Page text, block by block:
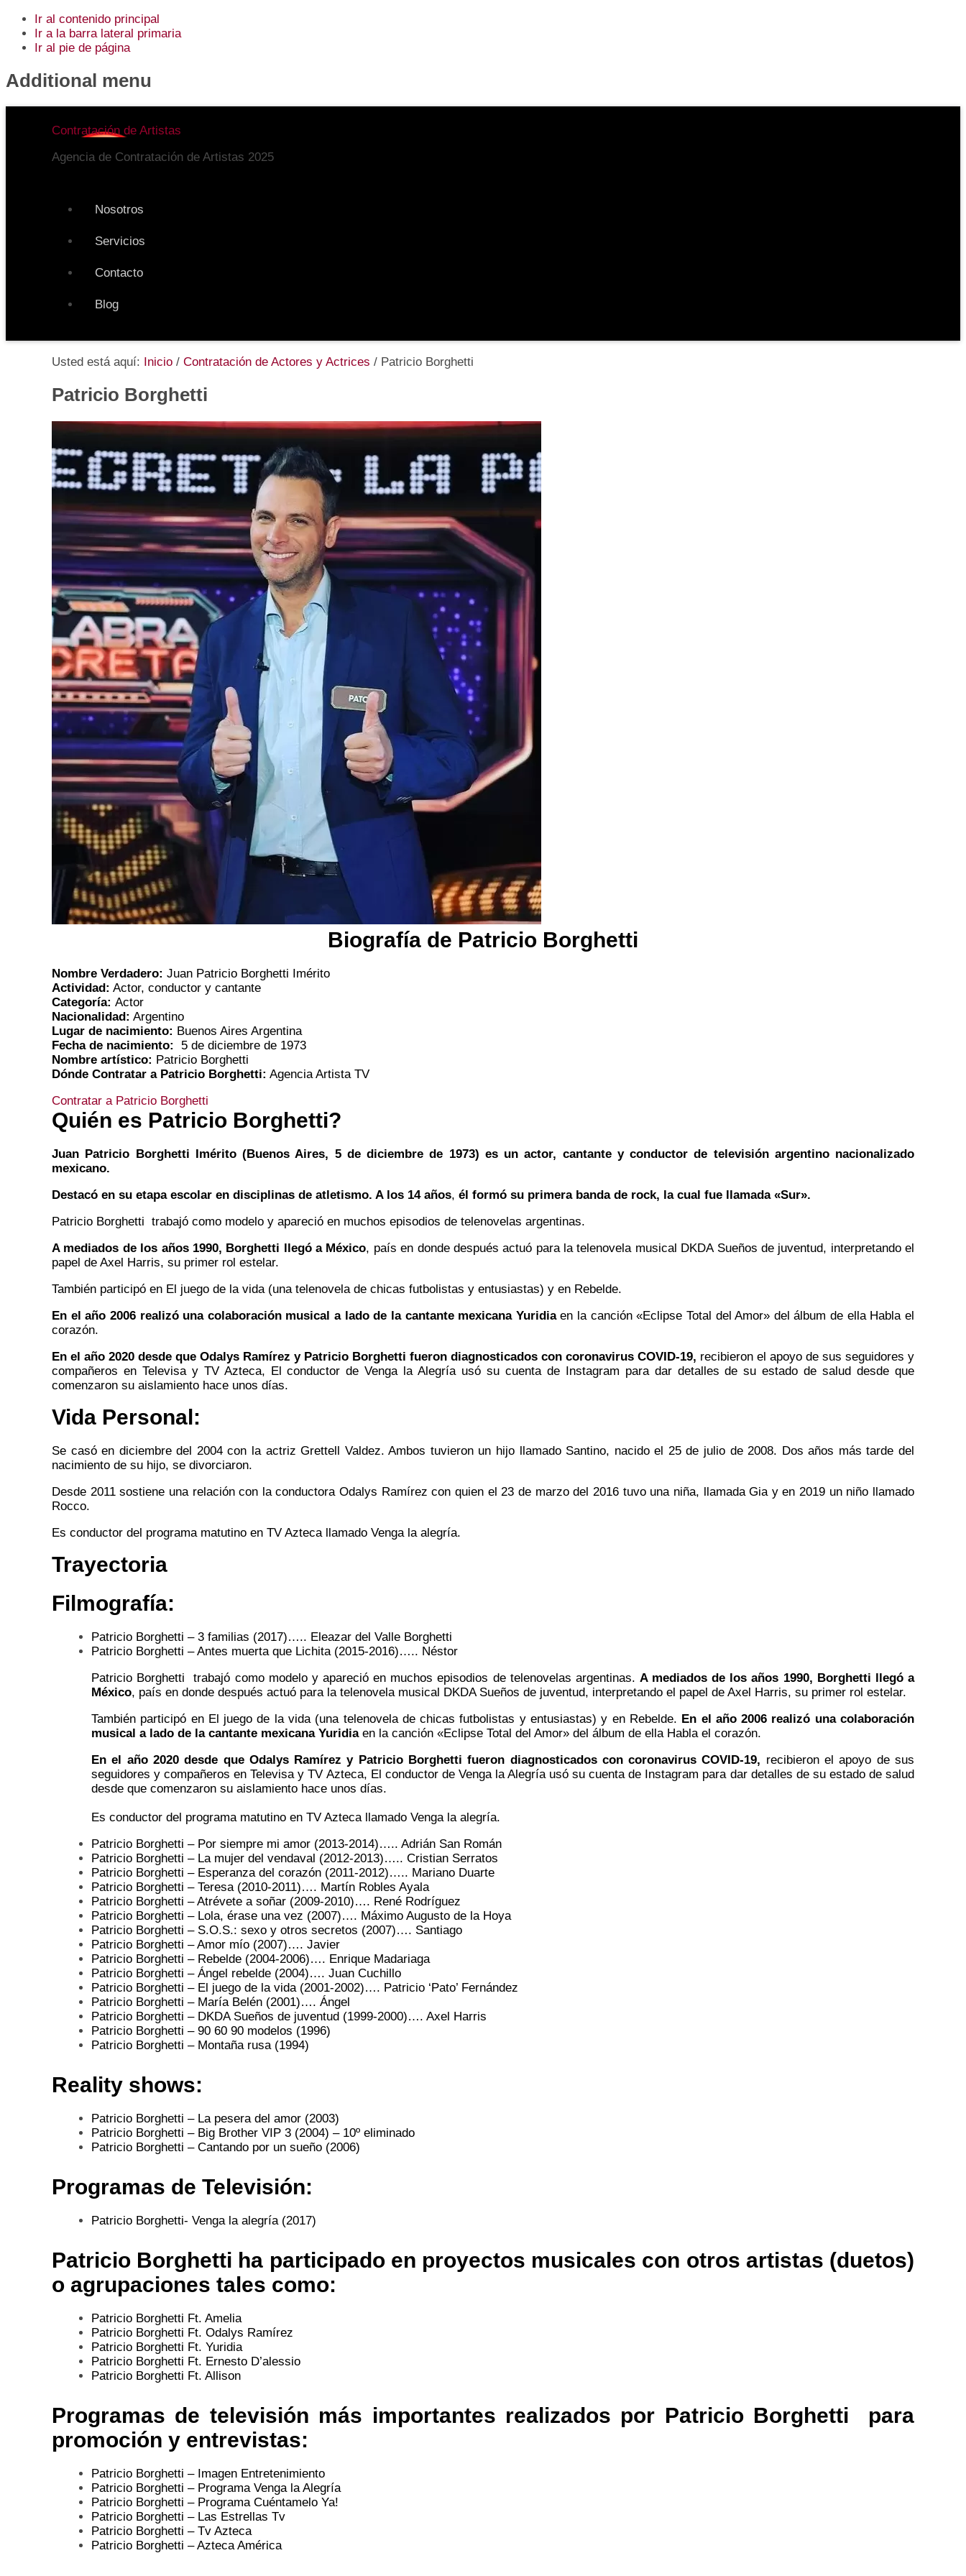
Ir al contenido principal
Ir a la barra lateral primaria
Ir al pie de página
Additional menu
Contratación de Artistas
Agencia de Contratación de Artistas 2025
Nosotros
Servicios
Contacto
Blog
Usted está aquí: Inicio / Contratación de Actores y Actrices / Patricio Borghetti
Patricio Borghetti
Biografía de Patricio Borghetti
Nombre Verdadero: Juan Patricio Borghetti Imérito
Actividad: Actor, conductor y cantante
Categoría: Actor
Nacionalidad: Argentino
Lugar de nacimiento: Buenos Aires Argentina
Fecha de nacimiento:
5 de diciembre de 1973
Nombre artístico: Patricio Borghetti
Dónde Contratar a Patricio Borghetti: Agencia Artista TV
Contratar a Patricio Borghetti
Quién es Patricio Borghetti?
Juan Patricio Borghetti Imérito (Buenos Aires, 5 de diciembre de 1973) es un actor, cantante y conductor de televisión argentino nacionalizado
mexicano.
Destacó en su etapa escolar en disciplinas de atletismo. A los 14 años, él formó su primera banda de rock, la cual fue llamada «Sur».
Patricio Borghetti trabajó como modelo y apareció en muchos episodios de telenovelas argentinas.
A mediados de los años 1990, Borghetti llegó a México, país en donde después actuó para la telenovela musical DKDA Sueños de juventud, interpretando el
papel de Axel Harris, su primer rol estelar.
También participó en El juego de la vida (una telenovela de chicas futbolistas y entusiastas) y en Rebelde.
En el año 2006 realizó una colaboración musical a lado de la cantante mexicana Yuridiaen la canción «Eclipse Total del Amor» del álbum de ella Habla el
corazón.
En el año 2020 desde que Odalys Ramírez y Patricio Borghetti fueron diagnosticados con coronavirus COVID-19, recibieron el apoyo de sus seguidores y
compañeros en Televisa y TV Azteca, El conductor de Venga la Alegría usó su cuenta de Instagram para dar detalles de su estado de salud desde que
comenzaron su aislamiento hace unos días.
Vida Personal:
Se casó en diciembre del 2004 con la actriz Grettell Valdez. Ambos tuvieron un hijo llamado Santino, nacido el 25 de julio de 2008. Dos años más tarde del
nacimiento de su hijo, se divorciaron.
Desde 2011 sostiene una relación con la conductoraOdalys Ramírez con quien el 23 de marzo del 2016 tuvo una niña, llamada Gia y en 2019 un niño llamado
Rocco.
Es conductor del programa matutino en TV Azteca llamado Venga la alegría.
Trayectoria
Filmografía:
Patricio Borghetti – 3 familias (2017)….. Eleazar del Valle Borghetti
Patricio Borghetti – Antes muerta que Lichita (2015-2016)….. Néstor
Patricio Borghetti
trabajó como modelo y apareció en muchos episodios de telenovelas argentinas. A mediados de los años 1990, Borghetti llegó a
México, país en donde después actuó para la telenovela musical DKDA Sueños de juventud, interpretando el papel de Axel Harris, su primer rol estelar.
También participó en El juego de la vida (una telenovela de chicas futbolistas y entusiastas) y en Rebelde. En el año 2006 realizó una colaboración
musical a lado de la cantante mexicana Yuridiaen la canción «Eclipse Total del Amor» del álbum de ella Habla el corazón.
En el año 2020 desde que Odalys Ramírez y Patricio Borghetti fueron diagnosticados con coronavirus COVID-19, recibieron el apoyo de sus
seguidores y compañeros en Televisa y TV Azteca, El conductor de Venga la Alegría usó su cuenta de Instagram para dar detalles de su estado de salud
desde que comenzaron su aislamiento hace unos días.
Es conductor del programa matutino en TV Azteca llamado Venga la alegría.
Patricio Borghetti – Por siempre mi amor (2013-2014)….. Adrián San Román
Patricio Borghetti – La mujer del vendaval (2012-2013)….. Cristian Serratos
Patricio Borghetti – Esperanza del corazón (2011-2012)….. Mariano Duarte
Patricio Borghetti – Teresa (2010-2011)…. Martín Robles Ayala
Patricio Borghetti – Atrévete a soñar (2009-2010)…. René Rodríguez
Patricio Borghetti – Lola, érase una vez (2007)…. Máximo Augusto de la Hoya
Patricio Borghetti – S.O.S.: sexo y otros secretos (2007)…. Santiago
Patricio Borghetti – Amor mío (2007)…. Javier
Patricio Borghetti – Rebelde (2004-2006)…. Enrique Madariaga
Patricio Borghetti – Ángel rebelde (2004)…. Juan Cuchillo
Patricio Borghetti – El juego de la vida (2001-2002)…. Patricio ‘Pato’ Fernández
Patricio Borghetti – María Belén (2001)…. Ángel
Patricio Borghetti – DKDA Sueños de juventud (1999-2000)…. Axel Harris
Patricio Borghetti – 90 60 90 modelos (1996)
Patricio Borghetti – Montaña rusa (1994)
Reality shows:
Patricio Borghetti – La pesera del amor (2003)
Patricio Borghetti – Big Brother VIP 3 (2004) – 10º eliminado
Patricio Borghetti – Cantando por un sueño (2006)
Programas de Televisión:
Patricio Borghetti- Venga la alegría (2017)
Patricio Borghetti ha participado en proyectos musicales con otros artistas (duetos)
o agrupaciones tales como:
Patricio Borghetti Ft. Amelia
Patricio Borghetti Ft. Odalys Ramírez
Patricio Borghetti Ft. Yuridia
Patricio Borghetti Ft. Ernesto D’alessio
Patricio Borghetti Ft. Allison
Programas de televisión más importantes realizados por Patricio Borghetti para
promoción y entrevistas:
Patricio Borghetti – Imagen Entretenimiento
Patricio Borghetti – Programa Venga la Alegría
Patricio Borghetti – Programa Cuéntamelo Ya!
Patricio Borghetti – Las Estrellas Tv
Patricio Borghetti – Tv Azteca
Patricio Borghetti – Azteca América